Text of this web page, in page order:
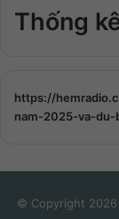
Thống
https://
nam-2025-va-
© Copyright 2026